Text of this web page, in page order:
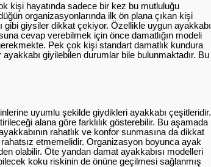
kişi hayatında sadece bir kez bu mutluluğu
organizasyonlarında ilk ön plana çıkan kişi
gibi giysiler dikkat çekiyor. Özellikle uygun ayakkabı
cevap verebilmek için önce damatlığın modeli
Pek çok kişi standart damatlık kundura
giyilebilen durumlar bile bulunmaktadır. Bu
uyumlu şekilde giydikleri ayakkabı çeşitleridir.
alana göre farklılık gösterebilir. Bu aşamada
rahatlık ve konfor sunmasına da dikkat
etmemelidir. Organizasyon boyunca ayak
olabilir. Öte yandan damat ayakkabısı modelleri
koku riskinin de önüne geçilmesi sağlanmış